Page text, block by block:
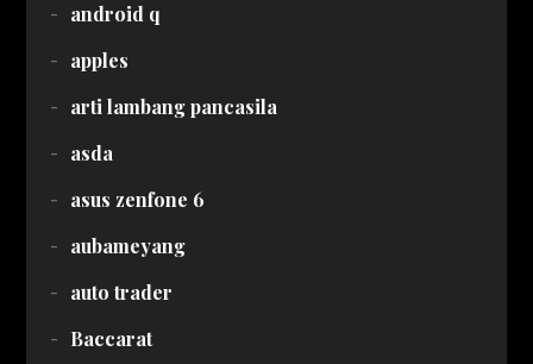
android q
apples
arti lambang pancasila
asda
asus zenfone 6
aubameyang
auto trader
Baccarat